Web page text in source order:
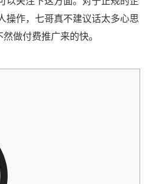
操作，七哥真不建议话太多心思
做付费推广来的快。